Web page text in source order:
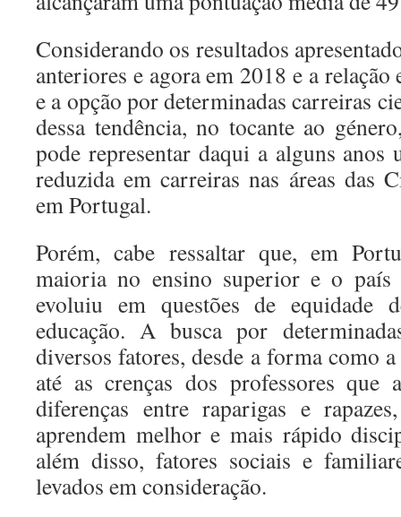
Considerando os resultados
anteriores e agora em 2018 e a
e a opção por determinadas carreiras
dessa tendência, no tocante ao
pode representar daqui a alguns anos
reduzida em carreiras nas áreas das
em Portugal.
Porém, cabe ressaltar que, em
maioria no ensino superior e o
evoluiu em questões de equidade
educação. A busca por
diversos fatores, desde a forma como
até as crenças dos professores que
diferenças entre raparigas e
aprendem melhor e mais rápido
além disso, fatores sociais e
levados em consideração.